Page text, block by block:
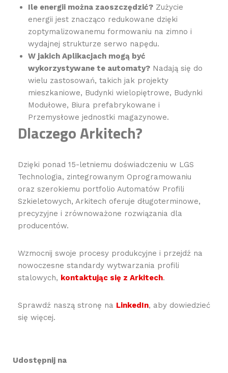
Ile energii można zaoszczędzić? Zużycie
energii jest znacząco redukowane dzięki
zoptymalizowanemu formowaniu na zimno i
wydajnej strukturze serwo napędu.
W jakich Aplikacjach mogą być
wykorzystywane te automaty? Nadają się do
wielu zastosowań, takich jak projekty
mieszkaniowe, Budynki wielopiętrowe, Budynki
Modułowe, Biura prefabrykowane i
Przemysłowe jednostki magazynowe.
Dlaczego Arkitech?
Dzięki ponad 15-letniemu doświadczeniu w LGS
Technologia, zintegrowanym Oprogramowaniu
oraz szerokiemu portfolio Automatów Profili
Szkieletowych, Arkitech oferuje długoterminowe,
precyzyjne i zrównoważone rozwiązania dla
producentów.
Wzmocnij swoje procesy produkcyjne i przejdź na
nowoczesne standardy wytwarzania profili
stalowych, kontaktując się z Arkitech.
Sprawdź naszą stronę na LinkedIn, aby dowiedzieć
się więcej.
Udostępnij na